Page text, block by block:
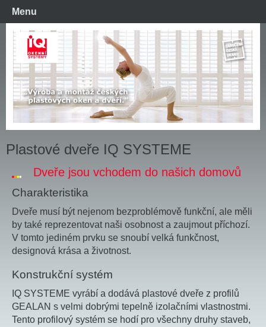
Menu
Plastové dveře IQ SYSTEME
Dveře jsou vchodem do našich domovů
Charakteristika
Dveře musí být nejenom bezproblémově funkční, ale měli
by také reprezentovat naši osobnost a zaujmout příchozí.
V tomto jediném prvku se snoubí velká funkčnost,
designová krása a životnost.
Konstrukční systém
IQ SYSTEME vyrábí a dodává plastové dveře z profilů
GEALAN s velmi dobrými tepelně izolačními vlastnostmi.
Tento profilový systém se hodí pro všechny druhy staveb,